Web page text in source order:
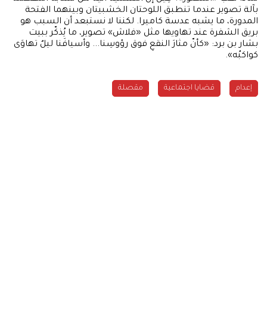
بآلة تصوير عندما تنطبق اللوحتان الخشبيتان وبينهما الفتحة
المدورة، ما يشبه عدسة كاميرا. لكننا لا نستبعد أن السبب هو
بريق الشفرة عند تهاويها مثل «فلاش» تصوير، ما يُذكّر ببيت
بشار بن برد: «كأنّ مثارَ النقعِ فوق رؤوسِنا... وأسيافَنا ليلٌ تهاوَى
كواكبُه».
إعدام قضايا اجتماعية مقصلة